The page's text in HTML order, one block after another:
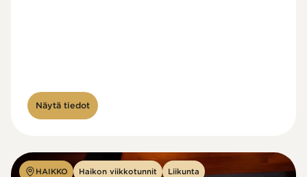
Näytä tiedot
HAIKKO Haikon viikkotunnit Liikunta